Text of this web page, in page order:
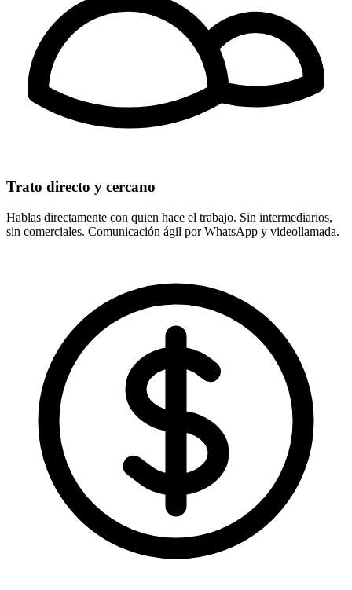
Trato directo y cercano
Hablas directamente con quien hace el trabajo. Sin intermediarios,
sin comerciales. Comunicación ágil por WhatsApp y videollamada.